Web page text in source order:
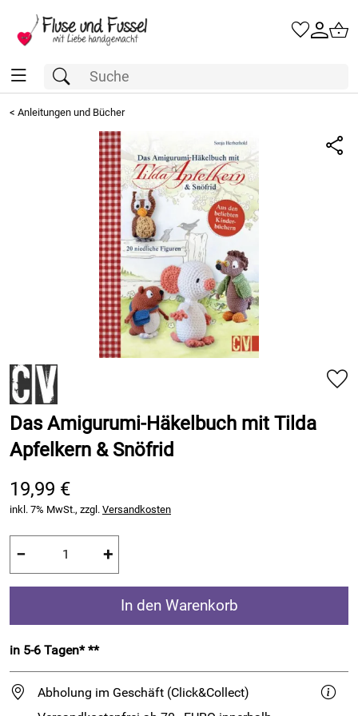
< Anleitungen und Bücher
Das Amigurumi-Häkelbuch mit Tilda
Apfelkern & Snöfrid
19,99 €
inkl. 7% MwSt., zzgl. Versandkosten
− +
In den Warenkorb
in 5-6 Tagen* **
Abholung im Geschäft (Click&Collect)